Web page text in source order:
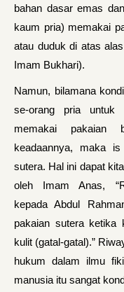
bahan dasar emas
kaum pria) memakai
atau duduk di atas
Imam Bukhari).
Namun, bilamana
se-orang pria untuk
memakai pakaian
keadaannya, maka is
sutera. Hal ini dapat
oleh Imam Anas,
kepada Abdul
pakaian sutera ketika
kulit (gatal-gatal).”
hukum dalam ilmu
manusia itu sangat